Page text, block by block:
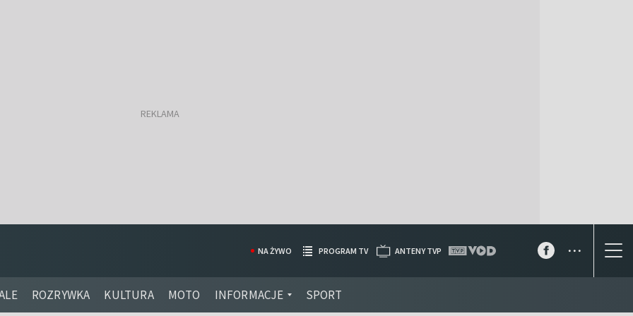
ROZRYWKA KULTURA MOTO INFORMACJE SPORT
NA ŻYWO PROGRAM TV ANTENY TVP ...